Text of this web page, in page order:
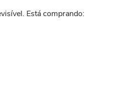
Está comprando: